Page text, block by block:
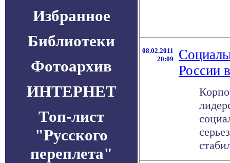
Избранное
Библиотеки
Фотоархив
ИНТЕРНЕТ
Топ-лист
"Русского
переплета"
08.02.2011
20:09
России